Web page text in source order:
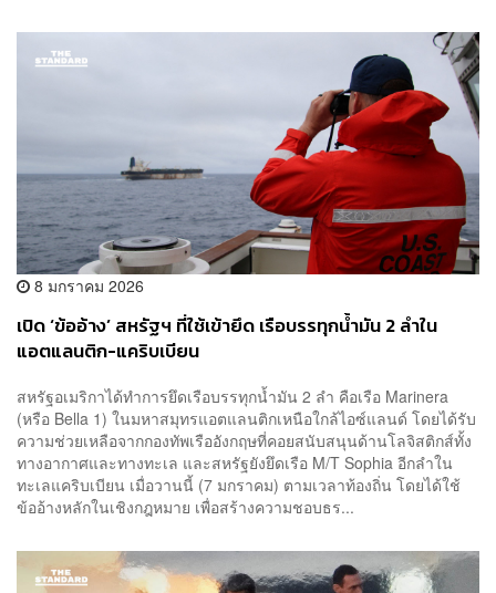
8 มกราคม 2026
เปิด ‘ข้ออ้าง’ สหรัฐฯ ที่ใช้เข้ายึด เรือบรรทุกน้ำมัน 2 ลำใน
แอตแลนติก-แคริบเบียน
สหรัฐอเมริกาได้ทำการยึดเรือบรรทุกน้ำมัน 2 ลำ คือเรือ Marinera
(หรือ Bella 1) ในมหาสมุทรแอตแลนติกเหนือใกล้ไอซ์แลนด์ โดยได้รับ
ความช่วยเหลือจากกองทัพเรืออังกฤษที่คอยสนับสนุนด้านโลจิสติกส์ทั้ง
ทางอากาศและทางทะเล และสหรัฐยังยึดเรือ M/T Sophia อีกลำใน
ทะเลแคริบเบียน เมื่อวานนี้ (7 มกราคม) ตามเวลาท้องถิ่น โดยได้ใช้
ข้ออ้างหลักในเชิงกฎหมาย เพื่อสร้างความชอบธร...